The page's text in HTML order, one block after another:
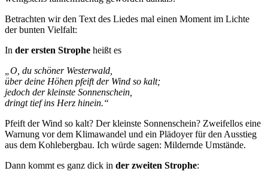
Betrachten wir den Text des Liedes mal einen Moment im Lichte
der bunten Vielfalt:
In der ersten Strophe heißt es
„O, du schöner Westerwald,
über deine Höhen pfeift der Wind so kalt;
jedoch der kleinste Sonnenschein,
dringt tief ins Herz hinein.“
Pfeift der Wind so kalt? Der kleinste Sonnenschein? Zweifellos eine
Warnung vor dem Klimawandel und ein Plädoyer für den Ausstieg
aus dem Kohlebergbau. Ich würde sagen: Mildernde Umstände.
Dann kommt es ganz dick in der zweiten Strophe: